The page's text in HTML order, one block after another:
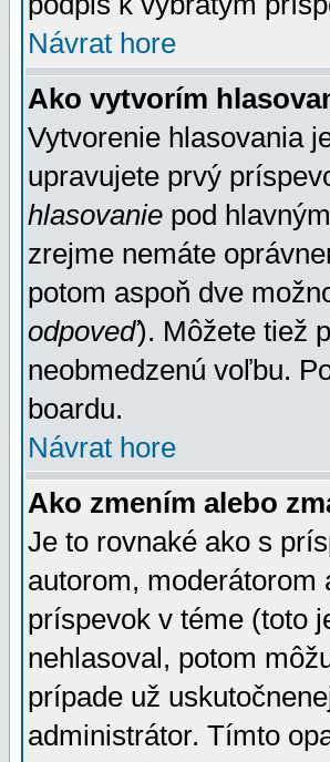
Návrat hore
Ako vytvorím
Vytvorenie hlasovania
upravujete prvý
hlasovanie pod
zrejme nemáte
potom aspoň dve
odpoveď). Môžete tiež
neobmedzenú voľbu.
boardu.
Návrat hore
Ako zmením alebo
Je to rovnaké ako s
autorom,
príspevok v téme (toto
nehlasoval, potom
prípade už
administrátor. Tímto